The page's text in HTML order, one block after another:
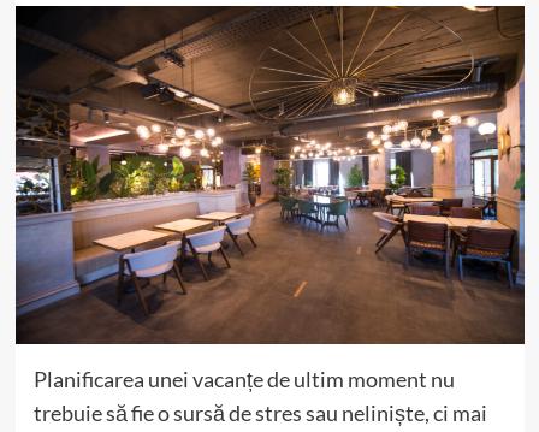
Planificarea unei vacanțe de ultim moment nu
trebuie să fie o sursă de stres sau neliniște, ci mai